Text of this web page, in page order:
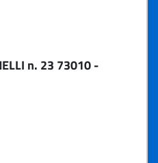
n. 23 73010 -